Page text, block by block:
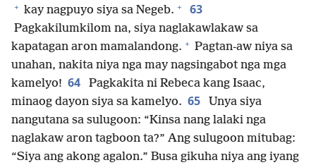
+ kay nagpuyo siya sa Negeb. + 63
Pagkakilumkilom na, siya naglakawlakaw sa
kapatagan aron mamalandong. + Pagtan-aw niya sa
unahan, nakita niya nga may nagsingabot nga mga
kamelyo! 64
Pagkakita ni Rebeca kang Isaac,
minaog dayon siya sa kamelyo. 65
Unya siya
nangutana sa sulugoon: “Kinsa nang lalaki nga
naglakaw aron tagboon ta?” Ang sulugoon mitubag:
“Siya ang akong agalon.” Busa gikuha niya ang iyang